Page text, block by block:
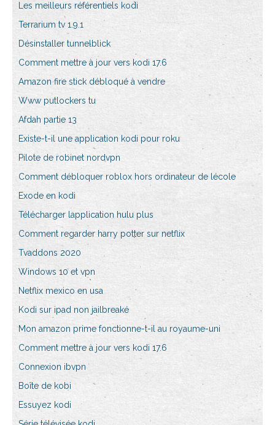
Les meilleurs référentiels kodi
Terrarium tv 1.9.1
Désinstaller tunnelblick
Comment mettre à jour vers kodi 17.6
Amazon fire stick débloqué à vendre
Www putlockers tu
Afdah partie 13
Existe-t-il une application kodi pour roku
Pilote de robinet nordvpn
Comment débloquer roblox hors ordinateur de lécole
Exode en kodi
Télécharger lapplication hulu plus
Comment regarder harry potter sur netflix
Tvaddons 2020
Windows 10 et vpn
Netflix mexico en usa
Kodi sur ipad non jailbreaké
Mon amazon prime fonctionne-t-il au royaume-uni
Comment mettre à jour vers kodi 17.6
Connexion ibvpn
Boîte de kobi
Essuyez kodi